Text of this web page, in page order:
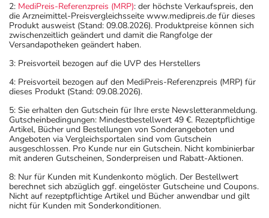
2: MediPreis-Referenzpreis (MRP): der höchste Verkaufspreis, den
die Arzneimittel-Preisvergleichsseite www.medipreis.de für dieses
Produkt ausweist (Stand: 09.08.2026). Produktpreise können sich
zwischenzeitlich geändert und damit die Rangfolge der
Versandapotheken geändert haben.
3: Preisvorteil bezogen auf die UVP des Herstellers
4: Preisvorteil bezogen auf den MediPreis-Referenzpreis (MRP) für
dieses Produkt (Stand: 09.08.2026).
5: Sie erhalten den Gutschein für Ihre erste Newsletteranmeldung.
Gutscheinbedingungen: Mindestbestellwert 49 €. Rezeptpflichtige
Artikel, Bücher und Bestellungen von Sonderangeboten und
Angeboten via Vergleichsportalen sind vom Gutschein
ausgeschlossen. Pro Kunde nur ein Gutschein. Nicht kombinierbar
mit anderen Gutscheinen, Sonderpreisen und Rabatt-Aktionen.
8: Nur für Kunden mit Kundenkonto möglich. Der Bestellwert
berechnet sich abzüglich ggf. eingelöster Gutscheine und Coupons.
Nicht auf rezeptpflichtige Artikel und Bücher anwendbar und gilt
nicht für Kunden mit Sonderkonditionen.